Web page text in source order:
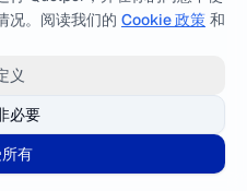
况。阅读我们的 Cookie 政策 和
义
必要
有